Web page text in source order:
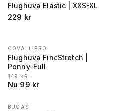
Flughuva Elastic | XXS-XL
229 kr
REA−34 %
COVALLIERO
Flughuva FinoStretch |
Ponny-Full
LÄGSTA PRIS 30 DAGAR FÖRE REA
149KR
Nu 99 kr
REA−
BUCAS